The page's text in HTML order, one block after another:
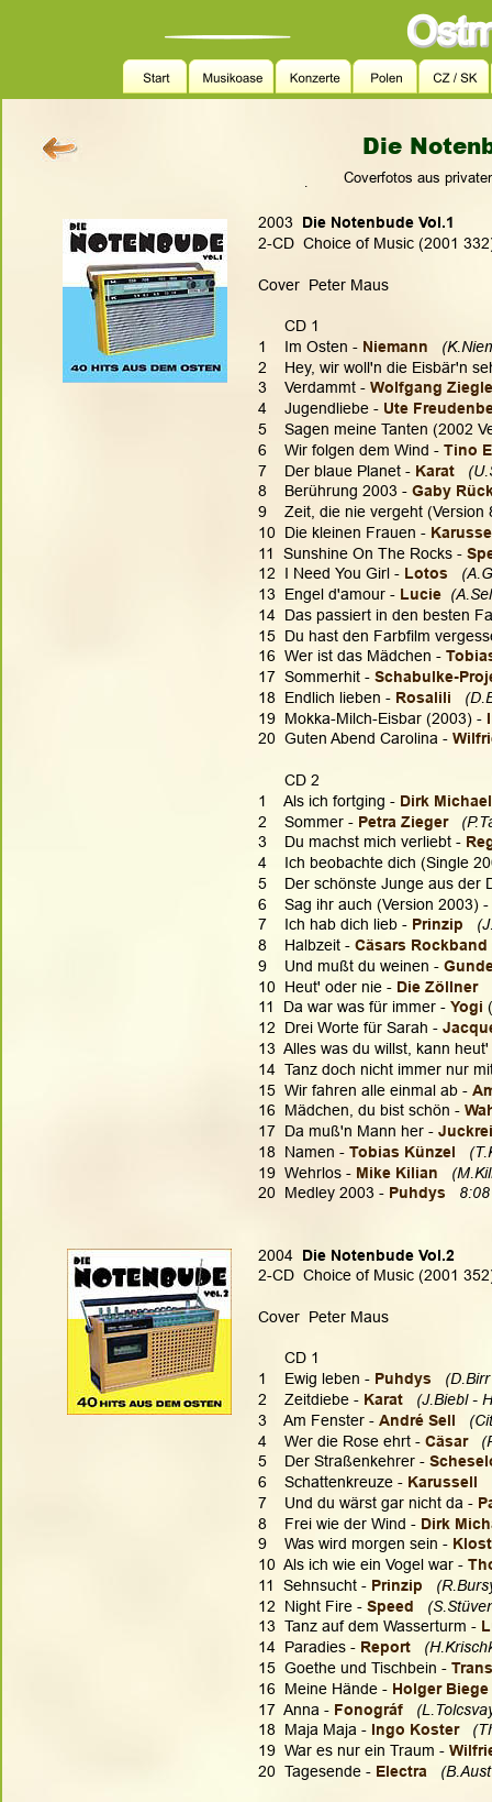
Die
. Coverfotos aus
2003 Die Notenbude Vol.1
2-CD  Choice of Music (2001
Cover  Peter Maus
      CD 1
1    Im Osten - Niemann
2    Hey, wir woll'n die Eisbär'n
3    Verdammt - Wolfgang
4    Jugendliebe - Ute
5    Sagen meine Tanten (2002
6    Wir folgen dem Wind - Tino
7    Der blaue Planet - Karat
8    Berührung 2003 - Gaby
9    Zeit, die nie vergeht
10  Die kleinen Frauen -
11  Sunshine On The Rocks -
12  I Need You Girl - Lotos
13  Engel d'amour - Lucie
14  Das passiert in den besten
15  Du hast den Farbfilm
16  Wer ist das Mädchen -
17  Sommerhit - Schabulke-
18  Endlich lieben - Rosalili
19  Mokka-Milch-Eisbar (2003) -
20  Guten Abend Carolina -
      CD 2
1    Als ich fortging - Dirk
2    Sommer - Petra Zieger
3    Du machst mich verliebt -
4    Ich beobachte dich (Single
5    Der schönste Junge aus der
6    Sag ihr auch (Version 2003) -
7    Ich hab dich lieb - Prinzip
8    Halbzeit - Cäsars Rockband
9    Und mußt du weinen -
10  Heut' oder nie - Die Zöllner
11  Da war was für immer - Yogi
12  Drei Worte für Sarah -
13  Alles was du willst, kann
14  Tanz doch nicht immer nur
15  Wir fahren alle einmal ab -
16  Mädchen, du bist schön -
17  Da muß'n Mann her -
18  Namen - Tobias Künzel
19  Wehrlos - Mike Kilian
20  Medley 2003 - Puhdys 8:08
2004 Die Notenbude Vol.2
2-CD  Choice of Music (2001
Cover  Peter Maus
      CD 1
1    Ewig leben - Puhdys
2    Zeitdiebe - Karat
(J.Biebl -
3    Am Fenster - André Sell
4    Wer die Rose ehrt - Cäsar
5    Der Straßenkehrer -
6    Schattenkreuze - Karussell
7    Und du wärst gar nicht da -
8    Frei wie der Wind - Dirk
9    Was wird morgen sein -
10  Als ich wie ein Vogel war -
11  Sehnsucht - Prinzip
12  Night Fire - Speed
13  Tanz auf dem Wasserturm -
14  Paradies - Report
15  Goethe und Tischbein -
16  Meine Hände - Holger Biege
17  Anna - Fonográf
18  Maja Maja - Ingo Koster
19  War es nur ein Traum -
20  Tagesende - Electra